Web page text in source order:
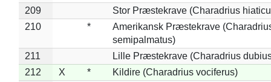
209
Stor Præstekrave (Charadrius
210
*
Amerikansk Præstekrave
semipalmatus)
211
Lille Præstekrave (Charadrius
212
X *
Kildire (Charadrius vociferus)